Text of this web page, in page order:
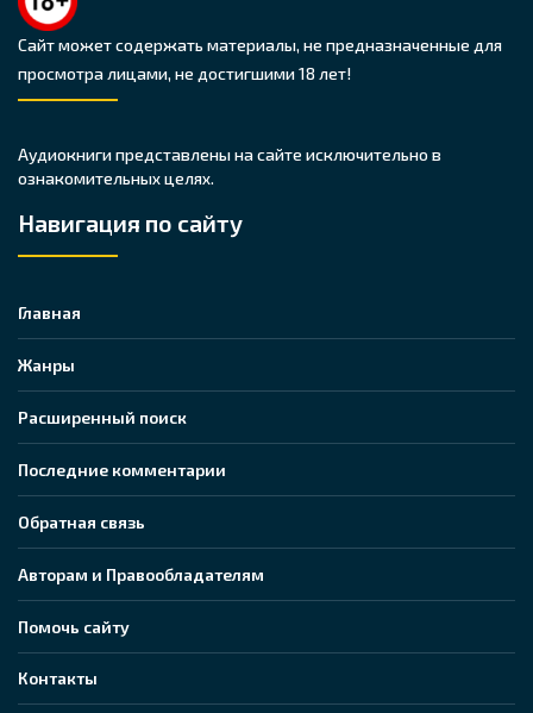
Сайт может содержать материалы, не предназначенные для
просмотра лицами, не достигшими 18 лет!
Аудиокниги представлены на сайте исключительно в
ознакомительных целях.
Навигация по сайту
Главная
Жанры
Расширенный поиск
Последние комментарии
Обратная связь
Авторам и Правообладателям
Помочь сайту
Контакты